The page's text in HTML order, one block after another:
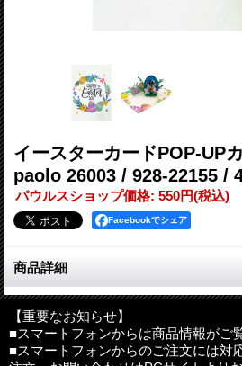
イースターカードPOP-UP
paolo 26003 / 928-22155 /
パウルスショップ価格: 550円(税込)
Facebookでシェア
商品詳細
ベトナム・ハノイよりイースターカー
かわいらしいウサギとカラフルなたま
イメージしたカードです。
【重要なお知らせ】
■スマートフォンからは商品情報がご
■スマートフォンからのご注文には対